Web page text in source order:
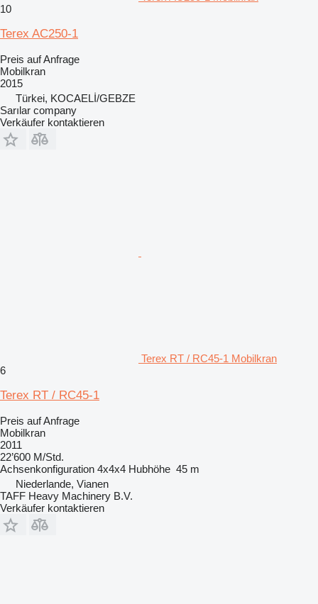
10
Terex AC250-1
Preis auf Anfrage
Mobilkran
2015
Türkei, KOCAELİ/GEBZE
Sarılar company
Verkäufer kontaktieren
Terex RT / RC45-1 Mobilkran
6
Terex RT / RC45-1
Preis auf Anfrage
Mobilkran
2011
22’600 M/Std.
Achsenkonfiguration 4x4x4 Hubhöhe 45 m
Niederlande, Vianen
TAFF Heavy Machinery B.V.
Verkäufer kontaktieren